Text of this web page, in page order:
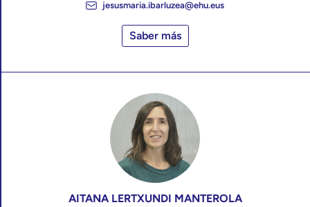
jesusmaria.ibarluzea@ehu.eus
Saber más
AITANA LERTXUNDI MANTEROLA